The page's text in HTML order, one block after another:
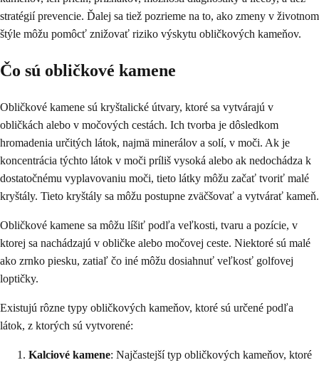
stratégií prevencie. Ďalej sa tiež pozrieme na to, ako zmeny v životnom
štýle môžu pomôcť znižovať riziko výskytu obličkových kameňov.
Čo sú obličkové kamene
Obličkové kamene sú kryštalické útvary, ktoré sa vytvárajú v
obličkách alebo v močových cestách. Ich tvorba je dôsledkom
hromadenia určitých látok, najmä minerálov a solí, v moči. Ak je
koncentrácia týchto látok v moči príliš vysoká alebo ak nedochádza k
dostatočnému vyplavovaniu moči, tieto látky môžu začať tvoriť malé
kryštály. Tieto kryštály sa môžu postupne zväčšovať a vytvárať kameň.
Obličkové kamene sa môžu líšiť podľa veľkosti, tvaru a pozície, v
ktorej sa nachádzajú v obličke alebo močovej ceste. Niektoré sú malé
ako zrnko piesku, zatiaľ čo iné môžu dosiahnuť veľkosť golfovej
loptičky.
Existujú rôzne typy obličkových kameňov, ktoré sú určené podľa
látok, z ktorých sú vytvorené:
Kalciové kamene: Najčastejší typ obličkových kameňov, ktoré